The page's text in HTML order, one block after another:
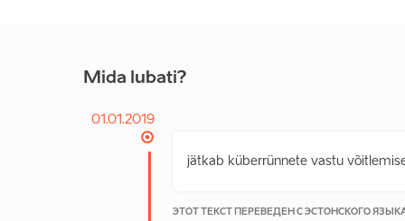
Mida lubati?
01.01.2019
jätkab küberrünnete vastu
ЭТОТ ТЕКСТ ПЕРЕВЕДЕН С ЭСТОНСКОГО